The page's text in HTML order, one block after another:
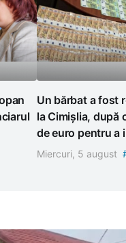
Un bărbat a fost
la Cimișlia, după
de euro pentru
Miercuri, 5 august